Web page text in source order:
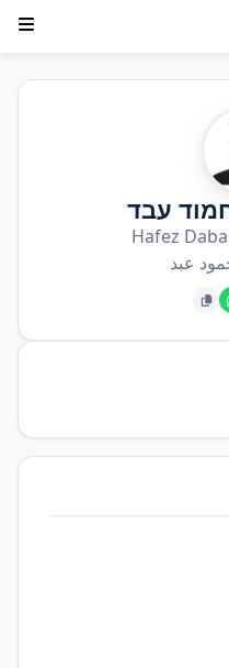
עבד
Hafez
عبد